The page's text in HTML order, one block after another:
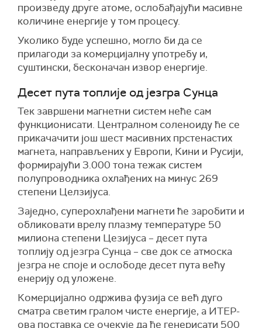
произведу друге атоме, ослобађајући масивне
количине енергије у том процесу.
Уколико буде успешно, могло би да се
прилагоди за комерцијалну употребу и,
суштински, бесконачан извор енергије.
Десет пута топлије од језгра Сунца
Тек завршени магнетни систем неће сам
функционисати. Централном соленоиду ће се
прикачачити још шест масивних прстенастих
магнета, направљених у Европи, Кини и Русији,
формирајући 3.000 тона тежак систем
полупроводника охлађених на минус 269
степени Целзијуса.
Заједно, суперохлађени магнети ће заробити и
обликовати врелу плазму температуре 50
милиона степени Цезијуса – десет пута
топлију од језгра Сунца – све док се атмоска
језгра не споје и ослободе десет пута већу
енерију од уложене.
Комерцијално одржива фузија се већ дуго
сматра светим гралом чисте енергије, а ИТЕР-
ова поставка се очекује да ће генерисати 500